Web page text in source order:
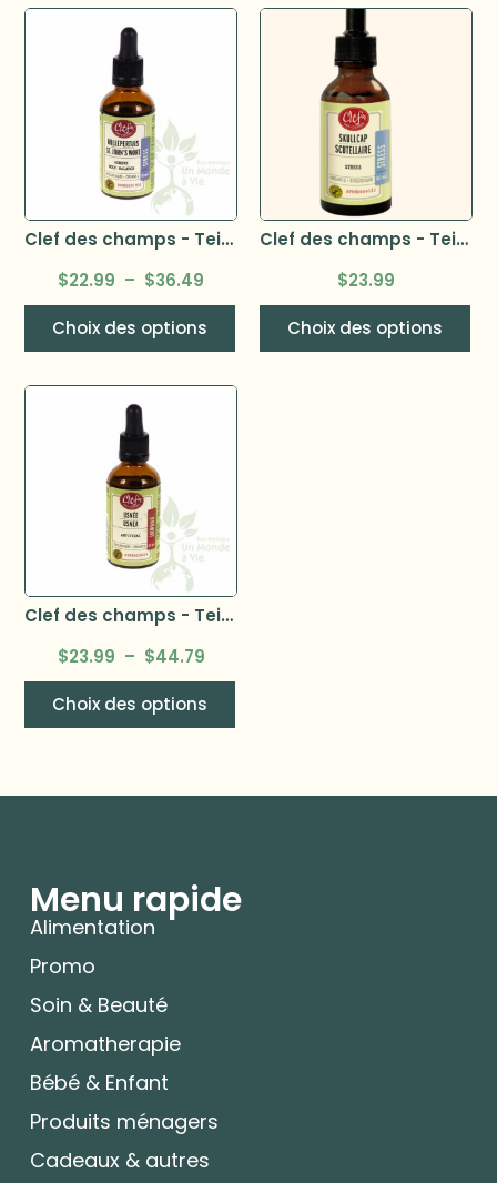
Clef des champs - Teinture millepertuis
$22.99 – $36.49
Choix des options
Clef des champs - Teinture scutellaire bio
$23.99
Choix des options
Clef des champs - Teinture Usnée bio
$23.99 – $44.79
Choix des options
Menu rapide
Alimentation
Promo
Soin & Beauté
Aromatherapie
Bébé & Enfant
Produits ménagers
Cadeaux & autres